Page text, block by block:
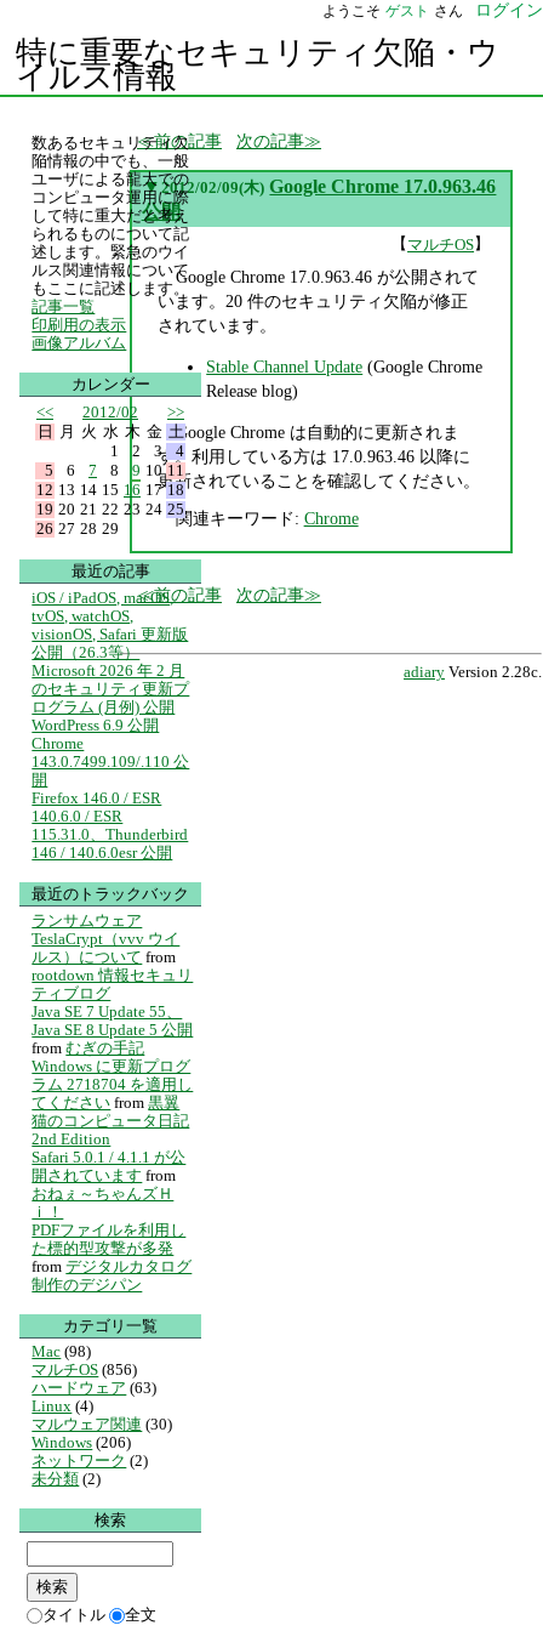
ようこそ ゲスト さん ログイン
特に重要なセキュリティ欠陥・ウ
イルス情報
前の記事 次の記事
▼ 2012/02/09(木) Google Chrome 17.0.963.46
公開
【マルチOS】
Google Chrome 17.0.963.46 が公開されて
います。20 件のセキュリティ欠陥が修正
されています。
Stable Channel Update (Google Chrome
Release blog)
Google Chrome は自動的に更新されま
す。利用している方は 17.0.963.46 以降に
更新されていることを確認してください。
関連キーワード: Chrome
前の記事 次の記事
adiary Version 2.28c.
数あるセキュリティ欠
陥情報の中でも、一般
ユーザによる龍大での
コンピュータ運用に際
して特に重大だと考え
られるものについて記
述します。緊急のウイ
ルス関連情報について
もここに記述します。
記事一覧
印刷用の表示
画像アルバム
カレンダー
<<
2012/02
>>
日
月 火 水 木 金 土
1
2 3
4
5
6 7 8 9 10 11
12 13 14 15 16 17 18
19 20 21 22 23 24 25
26 27 28 29
最近の記事
iOS / iPadOS, macOS,
tvOS, watchOS,
visionOS, Safari 更新版
公開（26.3等）
Microsoft 2026 年 2 月
のセキュリティ更新プ
ログラム (月例) 公開
WordPress 6.9 公開
Chrome
143.0.7499.109/.110 公
開
Firefox 146.0 / ESR
140.6.0 / ESR
115.31.0、Thunderbird
146 / 140.6.0esr 公開
最近のトラックバック
ランサムウェア
TeslaCrypt（vvv ウイ
ルス）について from
rootdown 情報セキュリ
ティブログ
Java SE 7 Update 55、
Java SE 8 Update 5 公開
from むぎの手記
Windows に更新プログ
ラム 2718704 を適用し
てください from 黒翼
猫のコンピュータ日記
2nd Edition
Safari 5.0.1 / 4.1.1 が公
開されています from
おねぇ～ちゃんズＨ
ｉ！
PDFファイルを利用し
た標的型攻撃が多発
from デジタルカタログ
制作のデジパン
カテゴリ一覧
Mac (98)
マルチOS (856)
ハードウェア (63)
Linux (4)
マルウェア関連 (30)
Windows (206)
ネットワーク (2)
未分類 (2)
検索
タイトル 全文